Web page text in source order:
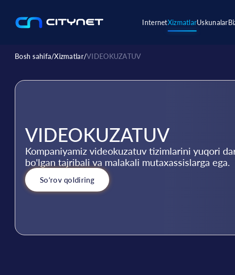
InternetXizmatlarUskunalar
Bosh sahifa/Xizmatlar/VIDEOKUZATUV
VIDEOKUZATUV
Kompaniyamiz videokuzatuv tizimlarini yuqori
bo'lgan tajribali va malakali mutaxassislarga ega.
So‘rov qoldiring